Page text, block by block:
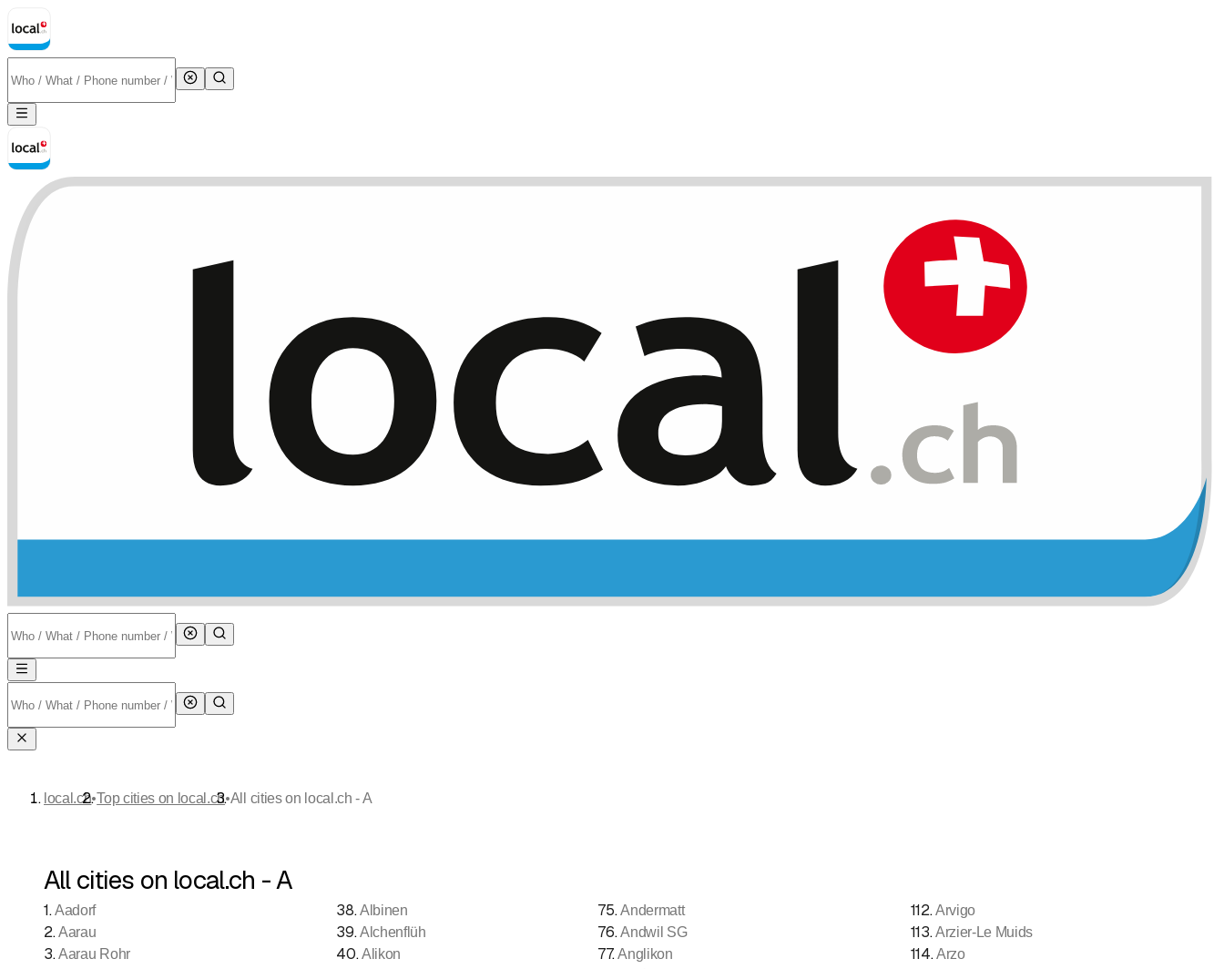
All cities on local.ch - A
1.Aadorf
2.Aarau
3.Aarau Rohr
38.Albinen
39.Alchenflüh
40.Alikon
75.Andermatt
76.Andwil SG
77.Anglikon
112.Arvigo
113.Arzier-Le Muids
114.Arzo
local.ch•Top cities on local.ch•All cities on local.ch - A